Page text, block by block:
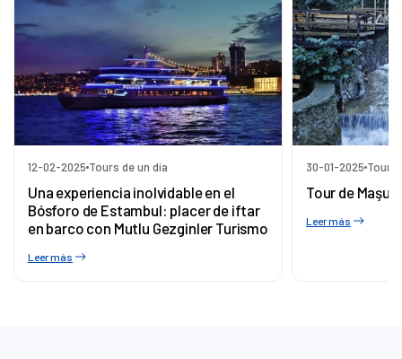
12-02-2025 Tours de un día
Una experiencia inolvidable en el
Bósforo de Estambul: placer de iftar
en barco con Mutlu Gezginler Turismo
Leer más
30-01-2025 Tours
Tour de
Leer más